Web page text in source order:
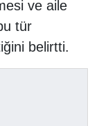
ve aile
tür
belirtti.